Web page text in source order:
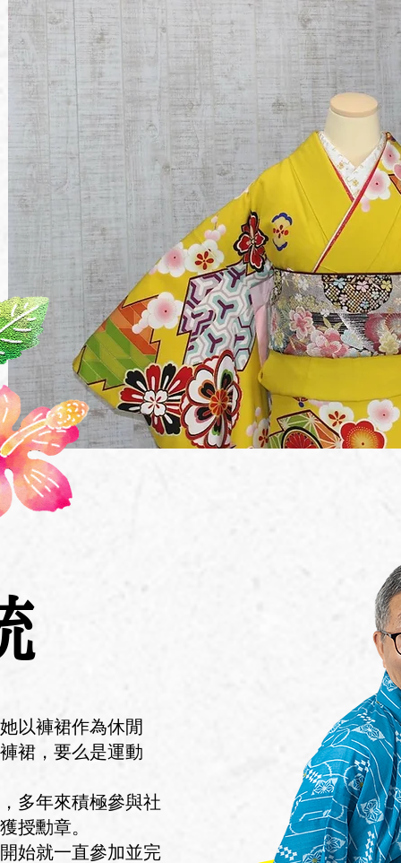
以褲裙作為休閒
裙，要么是運動
多年來積極參與社
授勳章。
始就一直參加並完